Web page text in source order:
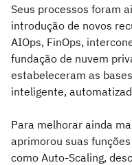
Seus processos foram
introdução de novos
AIOps, FinOps,
fundação de nuvem
estabeleceram as
inteligente,
Para melhorar ainda
aprimorou suas
como Auto-Scaling,